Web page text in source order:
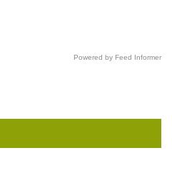
Powered by Feed Informer